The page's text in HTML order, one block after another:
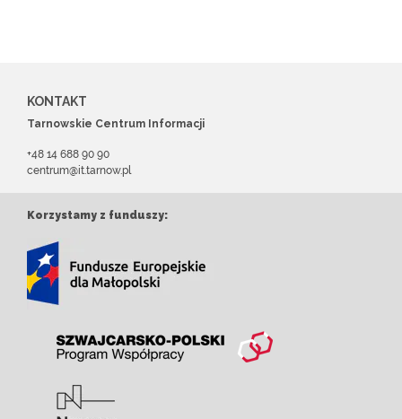
KONTAKT
Tarnowskie Centrum Informacji
+48 14 688 90 90
centrum@it.tarnow.pl
Korzystamy z funduszy: